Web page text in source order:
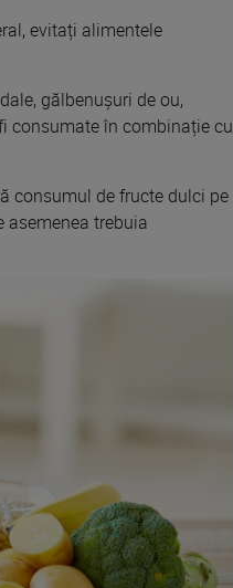
evitați alimentele
gălbenușuri de ou,
consumate în combinație cu
consumul de fructe dulci pe
asemenea trebuia